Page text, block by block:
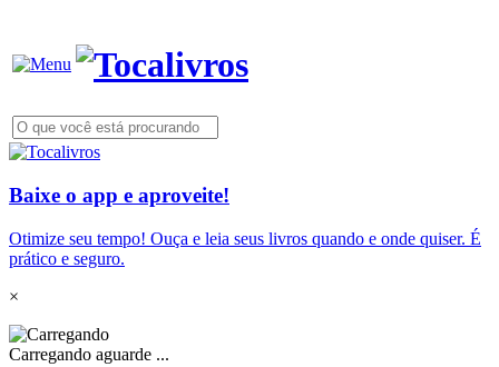
Baixe o app e aproveite!
Otimize seu tempo! Ouça e leia seus livros quando e onde quiser. É
prático e seguro.
×
Carregando aguarde ...